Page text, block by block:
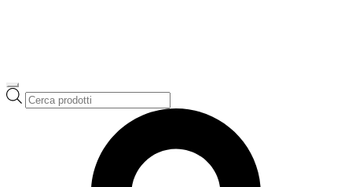
Ricerca
prodotti